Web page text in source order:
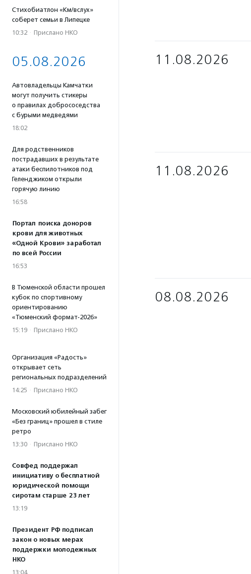
Стихобиатлон «Км/вслух»
соберет семьи в Липецке
10:32 · Прислано НКО
05.08.2026
Автовладельцы Камчатки
могут получить стикеры
о правилах добрососедства
с бурыми медведями
18:02
Для родственников
пострадавших в результате
атаки беспилотников под
Геленджиком открыли
горячую линию
16:58
Портал поиска доноров
крови для животных
«Одной Крови» заработал
по всей России
16:53
В Тюменской области прошел
кубок по спортивному
ориентированию
«Тюменский формат-2026»
15:19 · Прислано НКО
Организация «Радость»
открывает сеть
региональных подразделений
14:25 · Прислано НКО
Московский юбилейный забег
«Без границ» прошел в стиле
ретро
13:30 · Прислано НКО
Совфед поддержал
инициативу о бесплатной
юридической помощи
сиротам старше 23 лет
13:19
Президент РФ подписал
закон о новых мерах
поддержки молодежных
НКО
13:04
11.08.2026
11.08.2026
08.08.2026